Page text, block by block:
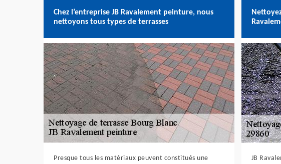
Chez l’entreprise JB Ravalement peinture, nous
nettoyons tous types de terrasses
Presque tous les matériaux peuvent constitués une
JB